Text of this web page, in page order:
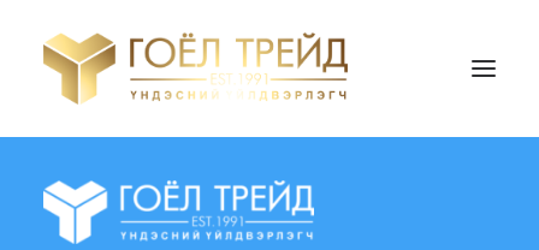
НҮҮР ХУУДАС
БИДНИЙ ТУХАЙ